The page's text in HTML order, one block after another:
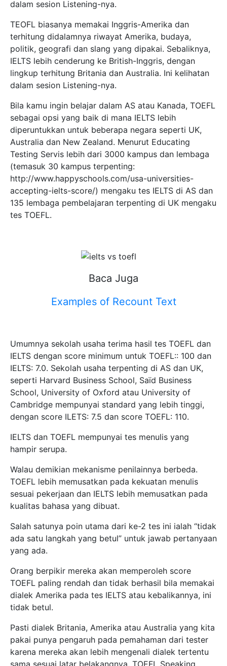
dalam sesion Listening-nya.
TEOFL biasanya memakai Inggris-Amerika dan
terhitung didalamnya riwayat Amerika, budaya,
politik, geografi dan slang yang dipakai. Sebaliknya,
IELTS lebih cenderung ke British-Inggris, dengan
lingkup terhitung Britania dan Australia. Ini kelihatan
dalam sesion Listening-nya.
Bila kamu ingin belajar dalam AS atau Kanada, TOEFL
sebagai opsi yang baik di mana IELTS lebih
diperuntukkan untuk beberapa negara seperti UK,
Australia dan New Zealand. Menurut Educating
Testing Servis lebih dari 3000 kampus dan lembaga
(temasuk 30 kampus terpenting:
http://www.happyschools.com/usa-universities-
accepting-ielts-score/) mengaku tes IELTS di AS dan
135 lembaga pembelajaran terpenting di UK mengaku
tes TOEFL.
Baca Juga
Examples of Recount Text
Umumnya sekolah usaha terima hasil tes TOEFL dan
IELTS dengan score minimum untuk TOEFL:: 100 dan
IELTS: 7.0. Sekolah usaha terpenting di AS dan UK,
seperti Harvard Business School, Saïd Business
School, University of Oxford atau University of
Cambridge mempunyai standard yang lebih tinggi,
dengan score ILETS: 7.5 dan score TOEFL: 110.
IELTS dan TOEFL mempunyai tes menulis yang
hampir serupa.
Walau demikian mekanisme penilainnya berbeda.
TOEFL lebih memusatkan pada kekuatan menulis
sesuai pekerjaan dan IELTS lebih memusatkan pada
kualitas bahasa yang dibuat.
Salah satunya poin utama dari ke-2 tes ini ialah “tidak
ada satu langkah yang betul” untuk jawab pertanyaan
yang ada.
Orang berpikir mereka akan memperoleh score
TOEFL paling rendah dan tidak berhasil bila memakai
dialek Amerika pada tes IELTS atau kebalikannya, ini
tidak betul.
Pasti dialek Britania, Amerika atau Australia yang kita
pakai punya pengaruh pada pemahaman dari tester
karena mereka akan lebih mengenali dialek tertentu
sama sesuai latar belakangnya. TOEFL Speaking